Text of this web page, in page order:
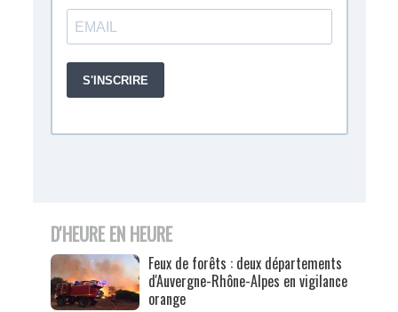
D'HEURE EN HEURE
Feux de forêts : deux départements
d'Auvergne-Rhône-Alpes en vigilance
orange